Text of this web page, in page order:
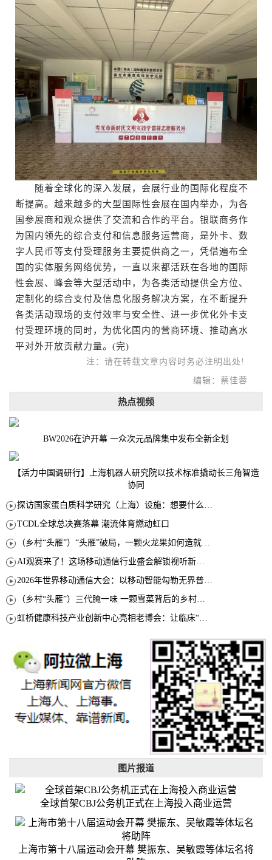
随着全球化的深入发展，会展行业的国际化程度不
断提高。越来越多的大型国际性会展在国内举办，为各
国参展商和观众提供了交流和合作的平台。银联商务作
为国内领先的综合支付和信息服务运营商，是外卡、数
字人民币等支付受理服务主要提供商之一，凭借遍布全
国的实体服务网络优势，一直以来都活跃在各地的国际
性会展、峰会等大型活动中，为各类活动提供全方位、
定制化的综合支付及信息化服务解决方案，在不断提升
各类活动现场的支付效率与安全性、进一步优化外卡支
付受理环境的同时，为优化国内的营商环境、推动高水
平对外开放贡献力量。(完)
注：请在转载文章内容时务必注明出处!
编辑：蔡佳蓉
热点视频
BW2026在沪开幕 一众次元品牌集中发布全新企划
【活力中国调研行】上海机器人研究院以技术标准撬动长三角智造
协同
TCDL全球总决赛落幕 潮流体育燃动虹口
图片报道
全球首架CBJ公务机正式在上海投入商业运营
上海市第十八届运动会开幕 樊振东、吴敏霞等体坛名将